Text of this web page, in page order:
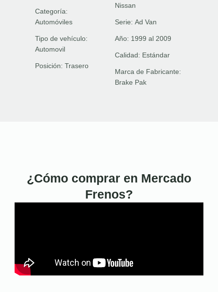
Categoría:
Automóviles
Tipo de vehículo:
Automovil
Posición: Trasero
Nissan
Serie: Ad Van
Año: 1999 al 2009
Calidad: Estándar
Marca de Fabricante:
Brake Pak
¿Cómo comprar en Mercado
Frenos?